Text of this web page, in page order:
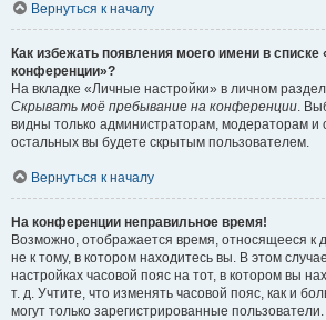
Вернуться к началу
Как избежать появления моего имени в списке
конференции»?
На вкладке «Личные настройки» в личном
Скрывать моё пребывание на конференции.
видны только администраторам, модераторам и
остальных вы будете скрытым пользователем.
Вернуться к началу
На конференции неправильное время!
Возможно, отображается время, относящееся к
не к тому, в котором находитесь вы. В этом
настройках часовой пояс на тот, в котором вы
т. д. Учтите, что изменять часовой пояс, как и
могут только зарегистрированные